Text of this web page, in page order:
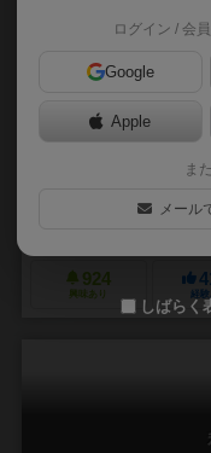
15～
自分の王国をドミノで広
プレイヤーは国王となり
りません。そして、その
並べることで広がってい
ブルーノ・カタラ（
924
興味あり 経験
ログイン / 会
Google
Apple
ま
メール
しばらく